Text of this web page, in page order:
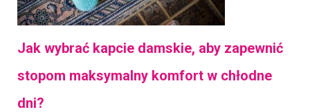
Jak wybrać kapcie damskie, aby zapewnić
stopom maksymalny komfort w chłodne
dni?